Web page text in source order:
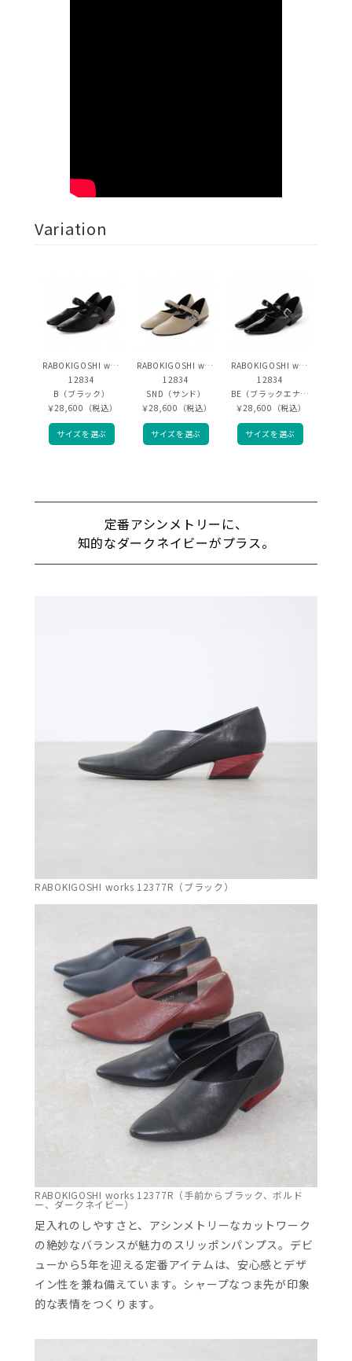
Variation
RABOKIGOSHI works
12834
B（ブラック）
￥28,600（税込）
サイズを選ぶ
RABOKIGOSHI works
12834
SND（サンド）
￥28,600（税込）
サイズを選ぶ
RABOKIGOSHI works
12834
BE（ブラックエナメル）
￥28,600（税込）
サイズを選ぶ
定番アシンメトリーに、
知的なダークネイビーがプラス。
RABOKIGOSHI works 12377R（ブラック）
RABOKIGOSHI works 12377R（手前からブラック、ボルド
ー、ダークネイビー）
足入れのしやすさと、アシンメトリーなカットワーク
の絶妙なバランスが魅力のスリッポンパンプス。デビ
ューから5年を迎える定番アイテムは、安心感とデザ
イン性を兼ね備えています。シャープなつま先が印象
的な表情をつくります。